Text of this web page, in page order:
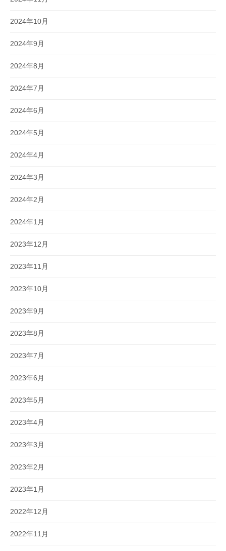
2024年10月
2024年9月
2024年8月
2024年7月
2024年6月
2024年5月
2024年4月
2024年3月
2024年2月
2024年1月
2023年12月
2023年11月
2023年10月
2023年9月
2023年8月
2023年7月
2023年6月
2023年5月
2023年4月
2023年3月
2023年2月
2023年1月
2022年12月
2022年11月